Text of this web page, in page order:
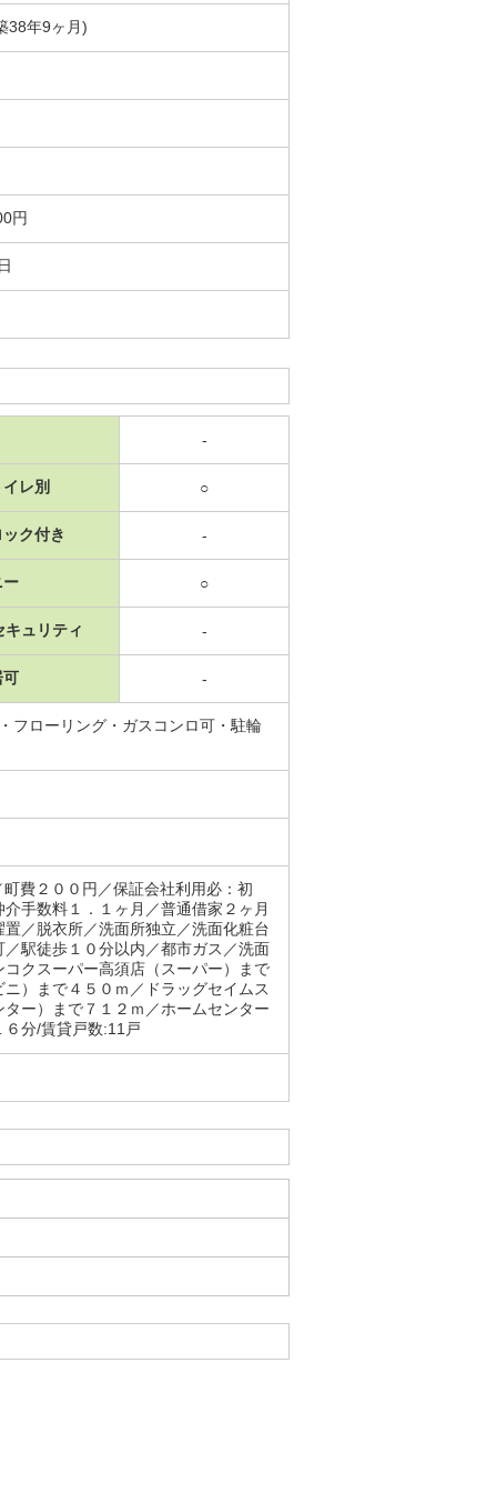
38年9ヶ月)
円
-
レ別 ○
ク付き -
ー ○
キュリティ -
可 -
フローリング・ガスコンロ可・駐輪
費２００円／保証会社利用必：初
手数料１．１ヶ月／普通借家２ヶ月
／脱衣所／洗面所独立／洗面化粧台
駅徒歩１０分以内／都市ガス／洗面
クスーパー高須店（スーパー）まで
）まで４５０ｍ／ドラッグセイムス
ー）まで７１２ｍ／ホームセンター
分/賃貸戸数:11戸